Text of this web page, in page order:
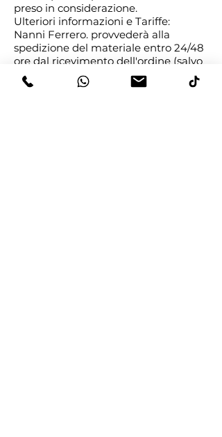
preso in considerazione.
Ulteriori informazioni e Tariffe:
Nanni Ferrero. provvederà alla
spedizione del materiale entro 24/48
ore dal ricevimento dell'ordine (salvo
diverse indicazioni concordate tra le
parti).